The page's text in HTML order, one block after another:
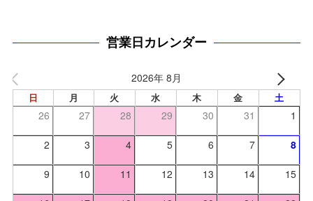
営業日カレンダー
2026年 8月
日 月 火 水 木 金 土
26 27 28 29 30 31 1
2 3 4 5 6 7 8
9 10 11 12 13 14 15